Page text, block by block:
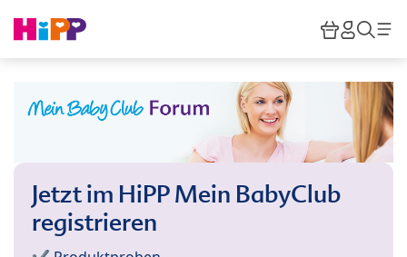
HiPP
Jetzt im HiPP Mein BabyClub
registrieren